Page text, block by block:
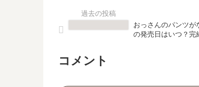
おっさんのパンツ
の発売日はいつ？完
コメント